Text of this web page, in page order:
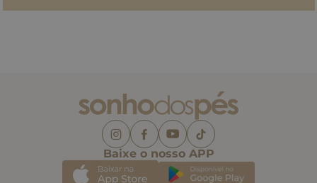
Baixe o nosso APP